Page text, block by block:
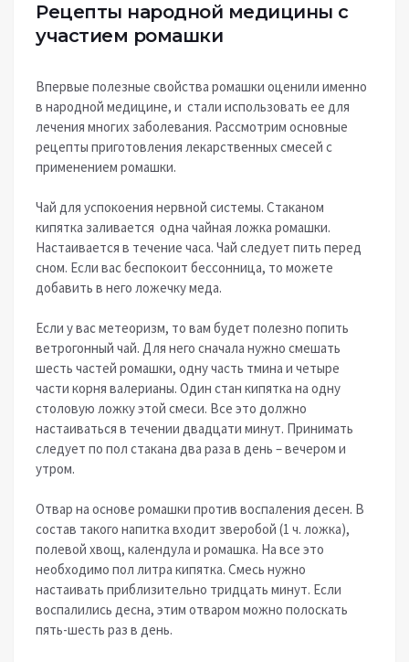
Рецепты народной медицины с
участием ромашки
Впервые полезные свойства ромашки оценили именно
в народной медицине, и стали использовать ее для
лечения многих заболевания. Рассмотрим основные
рецепты приготовления лекарственных смесей с
применением ромашки.
Чай для успокоения нервной системы. Стаканом
кипятка заливается одна чайная ложка ромашки.
Настаивается в течение часа. Чай следует пить перед
сном. Если вас беспокоит бессонница, то можете
добавить в него ложечку меда.
Если у вас метеоризм, то вам будет полезно попить
ветрогонный чай. Для него сначала нужно смешать
шесть частей ромашки, одну часть тмина и четыре
части корня валерианы. Один стан кипятка на одну
столовую ложку этой смеси. Все это должно
настаиваться в течении двадцати минут. Принимать
следует по пол стакана два раза в день – вечером и
утром.
Отвар на основе ромашки против воспаления десен. В
состав такого напитка входит зверобой (1 ч. ложка),
полевой хвощ, календула и ромашка. На все это
необходимо пол литра кипятка. Смесь нужно
настаивать приблизительно тридцать минут. Если
воспалились десна, этим отваром можно полоскать
пять-шесть раз в день.